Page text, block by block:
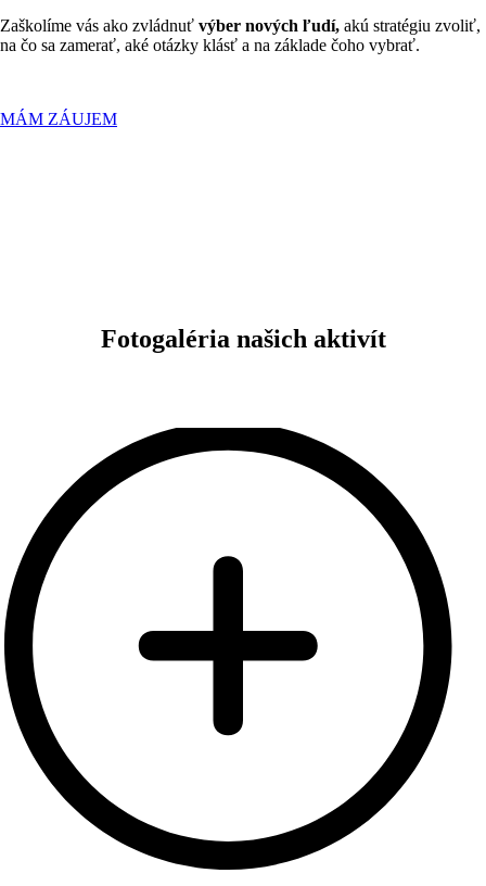
Zaškolíme vás ako zvládnuť výber nových ľudí, akú stratégiu zvoliť,
na čo sa zamerať, aké otázky klásť a na základe čoho vybrať.
MÁM ZÁUJEM
Fotogaléria našich aktivít